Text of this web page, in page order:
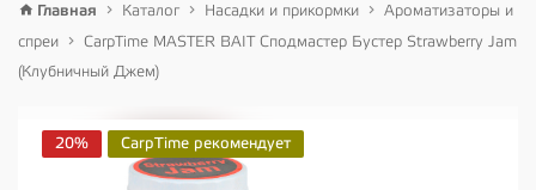
Главная Каталог Насадки и прикормки
Ароматизаторы и
спреи
CarpTime MASTER BAIT Сподмастер Бустер Strawberry Jam
(Клубничный Джем)
20% CarpTime рекомендует